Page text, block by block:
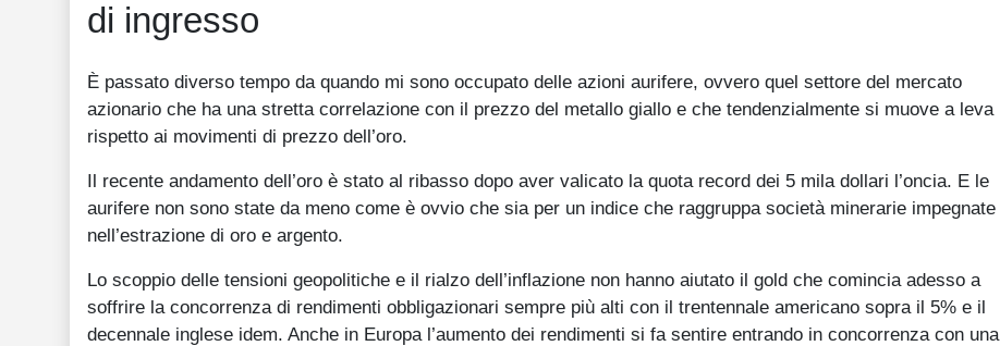
di ingresso
È passato diverso tempo da quando mi sono occupato delle azioni aurifere, ovvero quel settore del mercato
azionario che ha una stretta correlazione con il prezzo del metallo giallo e che tendenzialmente si muove a leva
rispetto ai movimenti di prezzo dell’oro.
Il recente andamento dell’oro è stato al ribasso dopo aver valicato la quota record dei 5 mila dollari l’oncia. E le
aurifere non sono state da meno come è ovvio che sia per un indice che raggruppa società minerarie impegnate
nell’estrazione di oro e argento.
Lo scoppio delle tensioni geopolitiche e il rialzo dell’inflazione non hanno aiutato il gold che comincia adesso a
soffrire la concorrenza di rendimenti obbligazionari sempre più alti con il trentennale americano sopra il 5% e il
decennale inglese idem. Anche in Europa l’aumento dei rendimenti si fa sentire entrando in concorrenza con una